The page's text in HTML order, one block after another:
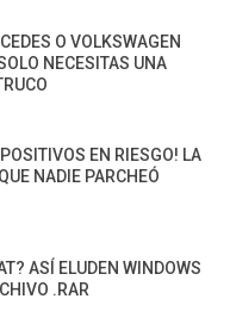
O VOLKSWAGEN
NECESITAS UNA
EN RIESGO! LA
NADIE PARCHEÓ
ASÍ ELUDEN WINDOWS
.RAR